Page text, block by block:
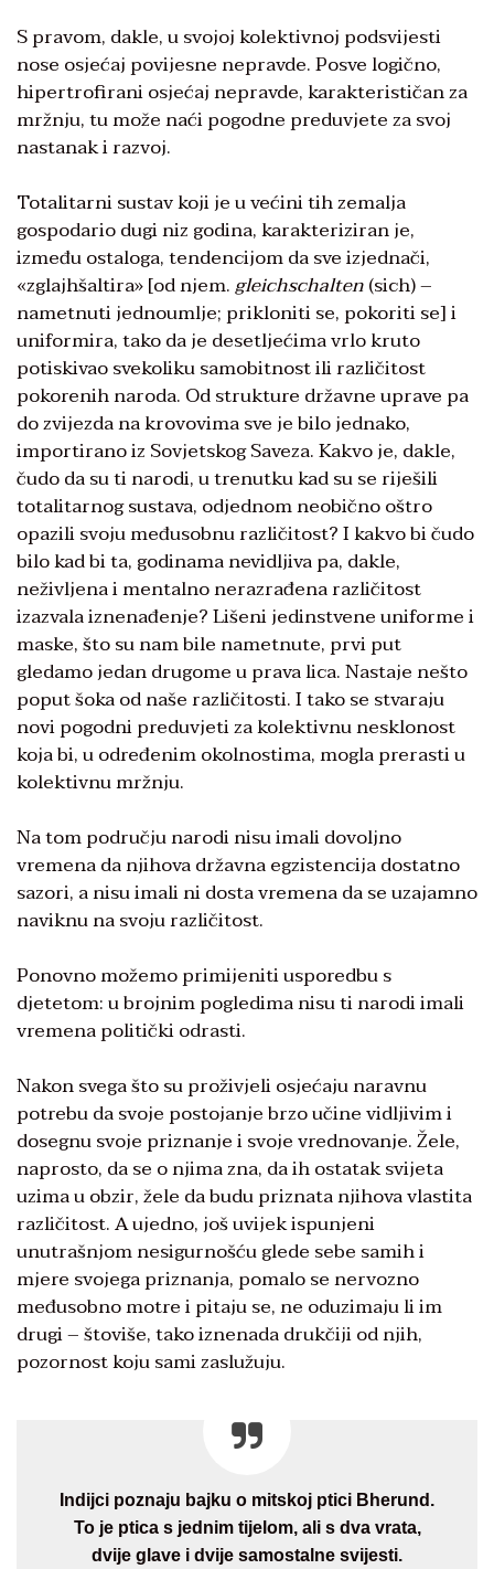
S pravom, dakle, u svojoj kolektivnoj podsvijesti
nose osjećaj povijesne nepravde. Posve logično,
hipertrofirani osjećaj nepravde, karakterističan za
mržnju, tu može naći pogodne preduvjete za svoj
nastanak i razvoj.
Totalitarni sustav koji je u većini tih zemalja
gospodario dugi niz godina, karakteriziran je,
između ostaloga, tendencijom da sve izjednači,
«zglajhšaltira» [od njem.gleichschalten(sich) –
nametnuti jednoumlje; prikloniti se, pokoriti se] i
uniformira, tako da je desetljećima vrlo kruto
potiskivao svekoliku samobitnost ili različitost
pokorenih naroda. Od strukture državne uprave pa
do zvijezda na krovovima sve je bilo jednako,
importirano iz Sovjetskog Saveza. Kakvo je, dakle,
čudo da su ti narodi, u trenutku kad su se riješili
totalitarnog sustava, odjednom neobično oštro
opazili svoju međusobnu različitost? I kakvo bi čudo
bilo kad bi ta, godinama nevidljiva pa, dakle,
neživljena i mentalno nerazrađena različitost
izazvala iznenađenje? Lišeni jedinstvene uniforme i
maske, što su nam bile nametnute, prvi put
gledamo jedan drugome u prava lica. Nastaje nešto
poput šoka od naše različitosti. I tako se stvaraju
novi pogodni preduvjeti za kolektivnu nesklonost
koja bi, u određenim okolnostima, mogla prerasti u
kolektivnu mržnju.
Na tom području narodi nisu imali dovoljno
vremena da njihova državna egzistencija dostatno
sazori, a nisu imali ni dosta vremena da se uzajamno
naviknu na svoju različitost.
Ponovno možemo primijeniti usporedbu s
djetetom: u brojnim pogledima nisu ti narodi imali
vremena politički odrasti.
Nakon svega što su proživjeli osjećaju naravnu
potrebu da svoje postojanje brzo učine vidljivim i
dosegnu svoje priznanje i svoje vrednovanje. Žele,
naprosto, da se o njima zna, da ih ostatak svijeta
uzima u obzir, žele da budu priznata njihova vlastita
različitost. A ujedno, još uvijek ispunjeni
unutrašnjom nesigurnošću glede sebe samih i
mjere svojega priznanja, pomalo se nervozno
međusobno motre i pitaju se, ne oduzimaju li im
drugi – štoviše, tako iznenada drukčiji od njih,
pozornost koju sami zaslužuju.
Indijci poznaju bajku o mitskoj ptici Bherund.
To je ptica s jednim tijelom, ali s dva vrata,
dvije glave i dvije samostalne svijesti.